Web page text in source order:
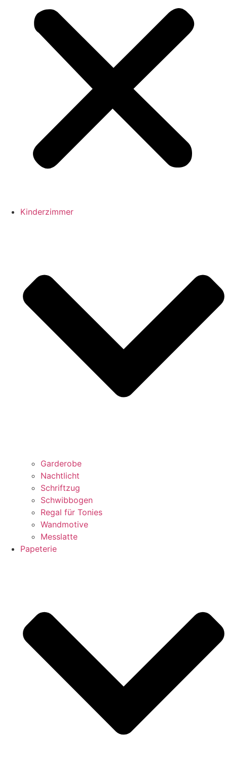
Kinderzimmer
Garderobe
Nachtlicht
Schriftzug
Schwibbogen
Regal für Tonies
Wandmotive
Messlatte
Papeterie